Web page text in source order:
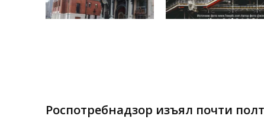
Роспотребнадзор изъял почти